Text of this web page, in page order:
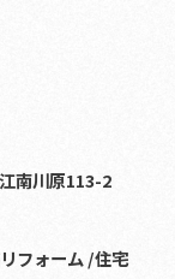
南川原113-2
フォーム /住宅